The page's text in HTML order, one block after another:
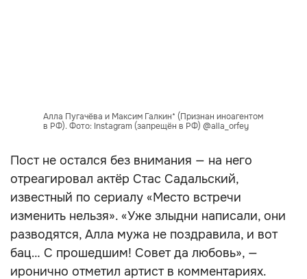
Алла Пугачёва и Максим Галкин* (Признан иноагентом
в РФ). Фото: Instagram (запрещён в РФ) @alla_orfey
Пост не остался без внимания — на него
отреагировал актёр Стас Садальский,
известный по сериалу «Место встречи
изменить нельзя». «Уже злыдни написали, они
разводятся, Алла мужа не поздравила, и вот
бац… С прошедшим! Совет да любовь», —
иронично отметил артист в комментариях.